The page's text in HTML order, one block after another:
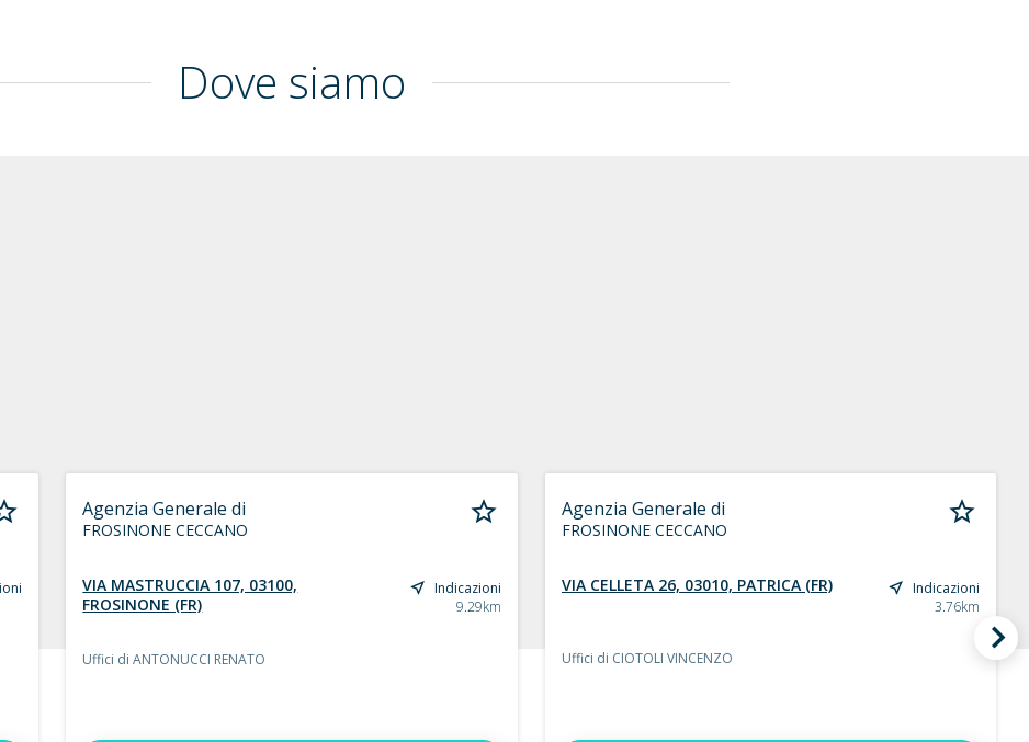
Dove siamo
Agenzia Generale di
FROSINONE CECCANO
VIA MASTRUCCIA 107, 03100,
FROSINONE (FR)
Indicazioni
9.29km
Uffici di ANTONUCCI RENATO
Agenzia Generale di
FROSINONE CECCANO
VIA CELLETA 26, 03010, PATRICA (FR)
Indicazioni
3.76km
Uffici di CIOTOLI VINCENZO